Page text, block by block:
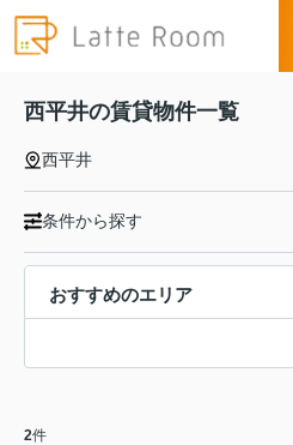
西平井の賃貸物件一覧
西平井
条件から探す
おすすめのエリア
2件